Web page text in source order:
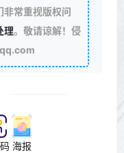
非常重视版权问
理。敬请谅解！侵
海报